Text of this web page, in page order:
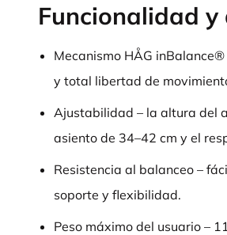
Funcionalidad y
Mecanismo HÅG
y total libertad de
Ajustabilidad – la altura del
asiento de 34–42 cm y el
Resistencia al balanceo –
soporte y flexibilidad.
Peso máximo del usuario –